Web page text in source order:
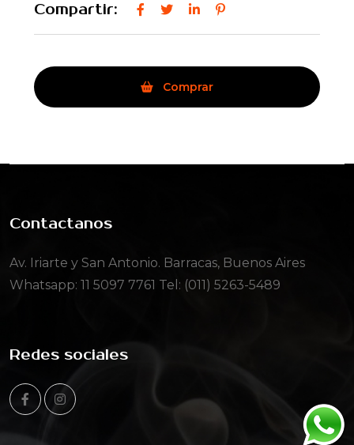
Compartir:
Comprar
Contactanos
Av. Iriarte y San Antonio. Barracas, Buenos Aires
Whatsapp: 11 5097 7761 Tel: (011) 5263-5489
Redes sociales